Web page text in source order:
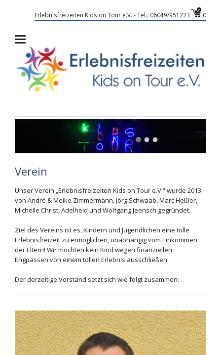
Erlebnisfreizeiten Kids on Tour e.V. - Tel.: 06049/951223 0
Verein
Unser Verein „Erlebnisfreizeiten Kids on Tour e.V.“ wurde 2013
von André & Meike Zimmermann, Jörg Schwaab, Marc Heßler,
Michelle Christ, Adelheid und Wolfgang Jeensch gegründet.
Ziel des Vereins ist es, Kindern und Jugendlichen eine tolle
Erlebnisfreizeit zu ermöglichen, unabhängig vom Einkommen
der Eltern! Wir möchten kein Kind wegen finanziellen
Engpässen von einem tollen Erlebnis ausschließen.
Der derzeitige Vorstand setzt sich wie folgt zusammen: